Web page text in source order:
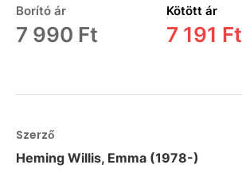
Borító ár
7 990 Ft
Kötött ár
7 191 Ft
Szerző
Heming Willis, Emma (1978-)